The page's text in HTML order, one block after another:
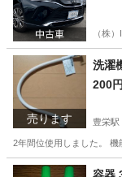
（株
売ります
洗濯
200円
豊栄駅
2年間位使用しました。
新潟 新潟市 豊